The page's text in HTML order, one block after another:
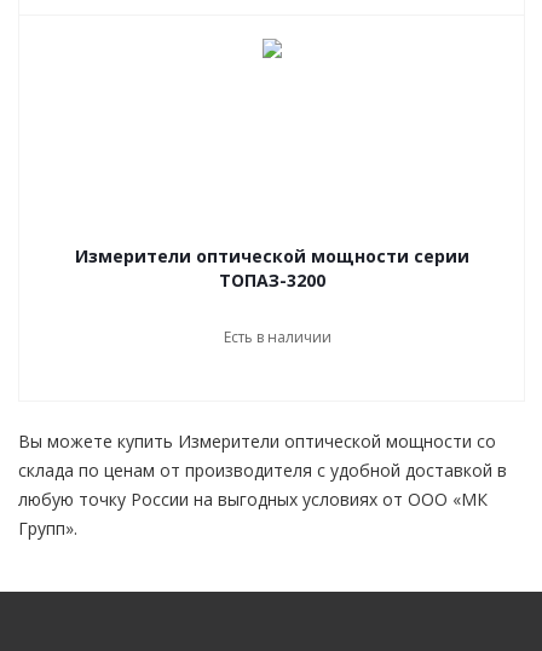
Измерители оптической мощности серии
ТОПАЗ-3200
Есть в наличии
Вы можете купить Измерители оптической мощности со
склада по ценам от производителя с удобной доставкой в
любую точку России на выгодных условиях от ООО «МК
Групп».